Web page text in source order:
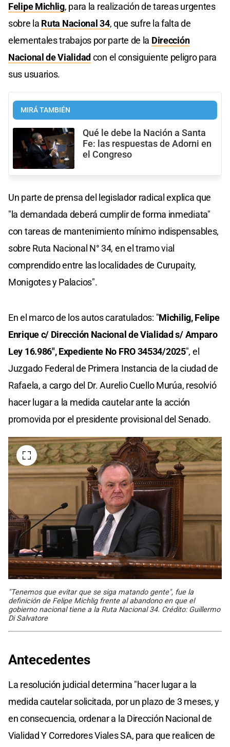
Felipe Michlig, para la realización de tareas urgentes
sobre la Ruta Nacional 34, que sufre la falta de
elementales trabajos por parte de la Dirección
Nacional de Vialidadcon el consiguiente peligro para
sus usuarios.
MIRÁ TAMBIÉN
Qué le debe la Nación a Santa
Fe: las respuestas de Adorni en
el Congreso
Un parte de prensa del legislador radical explica que
"la demandada deberá cumplir de forma inmediata"
con tareas de mantenimiento mínimo indispensables,
sobre Ruta Nacional N° 34, en el tramo vial
comprendido entre las localidades de Curupaity,
Monigotes y Palacios".
En el marco de los autos caratulados: "Michilig, Felipe
Enrique c/ Dirección Nacional de Vialidad s/ Amparo
Ley 16.986", Expediente No FRO 34534/2025", el
Juzgado Federal de Primera Instancia de la ciudad de
Rafaela, a cargo del Dr. Aurelio Cuello Murúa, resolvió
hacer lugar a la medida cautelar ante la acción
promovida por el presidente provisional del Senado.
"Tenemos que evitar que se siga matando gente", fue la
definición de Felipe Michlig frente al abandono en que el
gobierno nacional tiene a la Ruta Nacional 34. Crédito: Guillermo
Di Salvatore
Antecedentes
La resolución judicial determina "hacer lugar a la
medida cautelar solicitada, por un plazo de 3 meses, y
en consecuencia, ordenar a la Dirección Nacional de
Vialidad Y Corredores Viales SA, para que realicen de